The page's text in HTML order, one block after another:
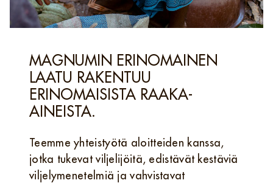
MAGNUMIN ERINOMAINEN
LAATU RAKENTUU
ERINOMAISISTA RAAKA-
AINEISTA.
Teemme yhteistyötä aloitteiden kanssa,
jotka tukevat viljelijöitä, edistävät kestäviä
viljelymenetelmiä ja vahvistavat